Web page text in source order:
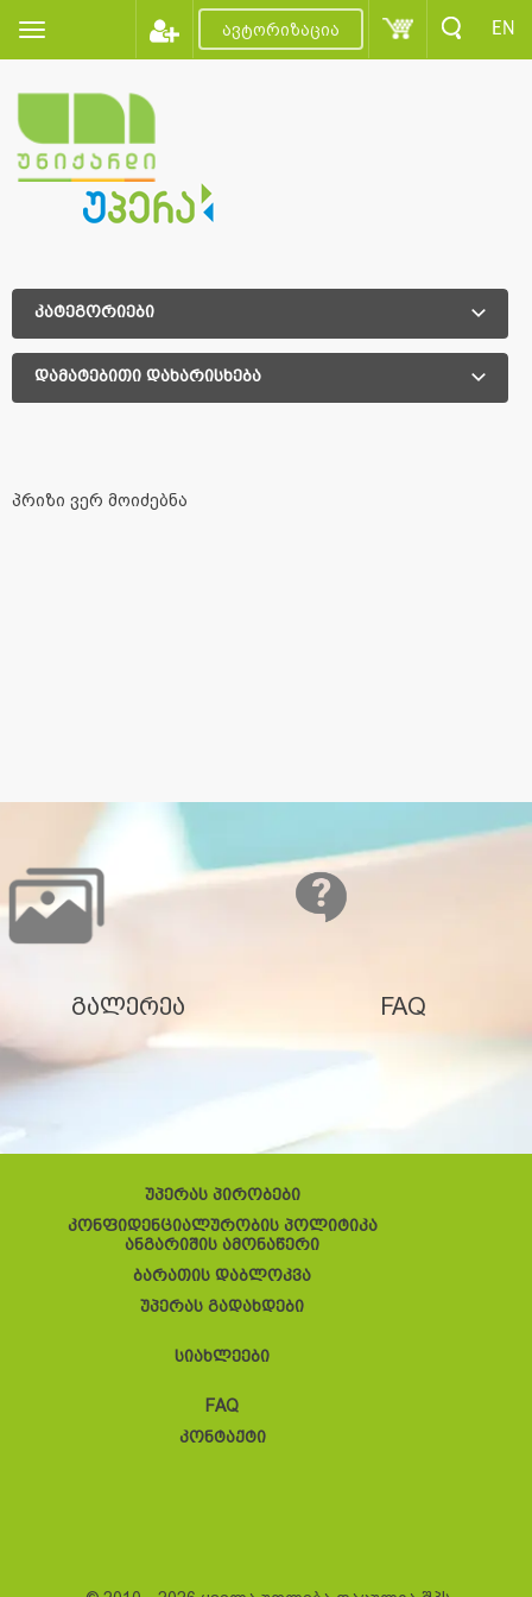
ავტორიზაცია EN
კატეგორიები
დამატებითი დახარისხება
პრიზი ვერ მოიძებნა
გალერეა FAQ
უპერას პირობები
კონფიდენციალურობის პოლიტიკა
ანგარიშის ამონაწერი
ბარათის დაბლოკვა
უპერას გადახდები
სიახლეები
FAQ
კონტაქტი